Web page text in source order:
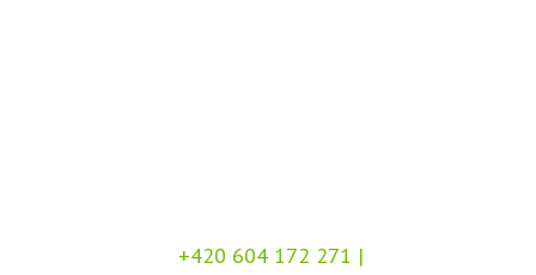
+420 604 172 271 |